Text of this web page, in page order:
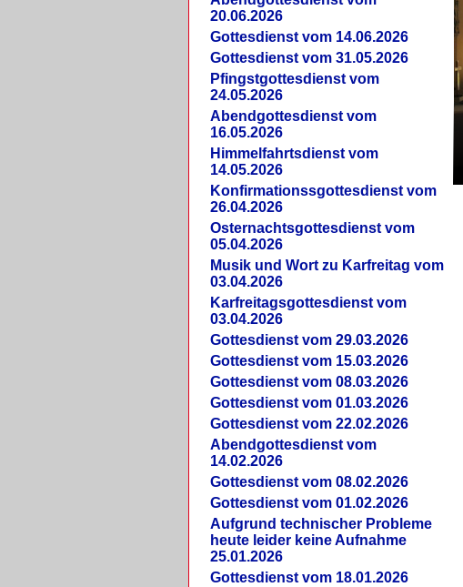
20.06.2026
Gottesdienst vom 14.06.2026
Gottesdienst vom 31.05.2026
Pfingstgottesdienst vom
24.05.2026
Abendgottesdienst vom
16.05.2026
Himmelfahrtsdienst vom
14.05.2026
Konfirmationssgottesdienst vom
26.04.2026
Osternachtsgottesdienst vom
05.04.2026
Musik und Wort zu Karfreitag vom
03.04.2026
Karfreitagsgottesdienst vom
03.04.2026
Gottesdienst vom 29.03.2026
Gottesdienst vom 15.03.2026
Gottesdienst vom 08.03.2026
Gottesdienst vom 01.03.2026
Gottesdienst vom 22.02.2026
Abendgottesdienst vom
14.02.2026
Gottesdienst vom 08.02.2026
Gottesdienst vom 01.02.2026
Aufgrund technischer Probleme
heute leider keine Aufnahme
25.01.2026
Gottesdienst vom 18.01.2026